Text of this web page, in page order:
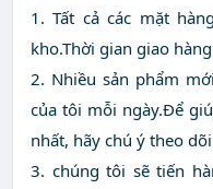
1. Tất cả các mặt
kho.Thời gian giao
2. Nhiều sản phẩm
của tôi mỗi ngày.Để
nhất, hãy chú ý theo
3. chúng tôi sẽ tiến